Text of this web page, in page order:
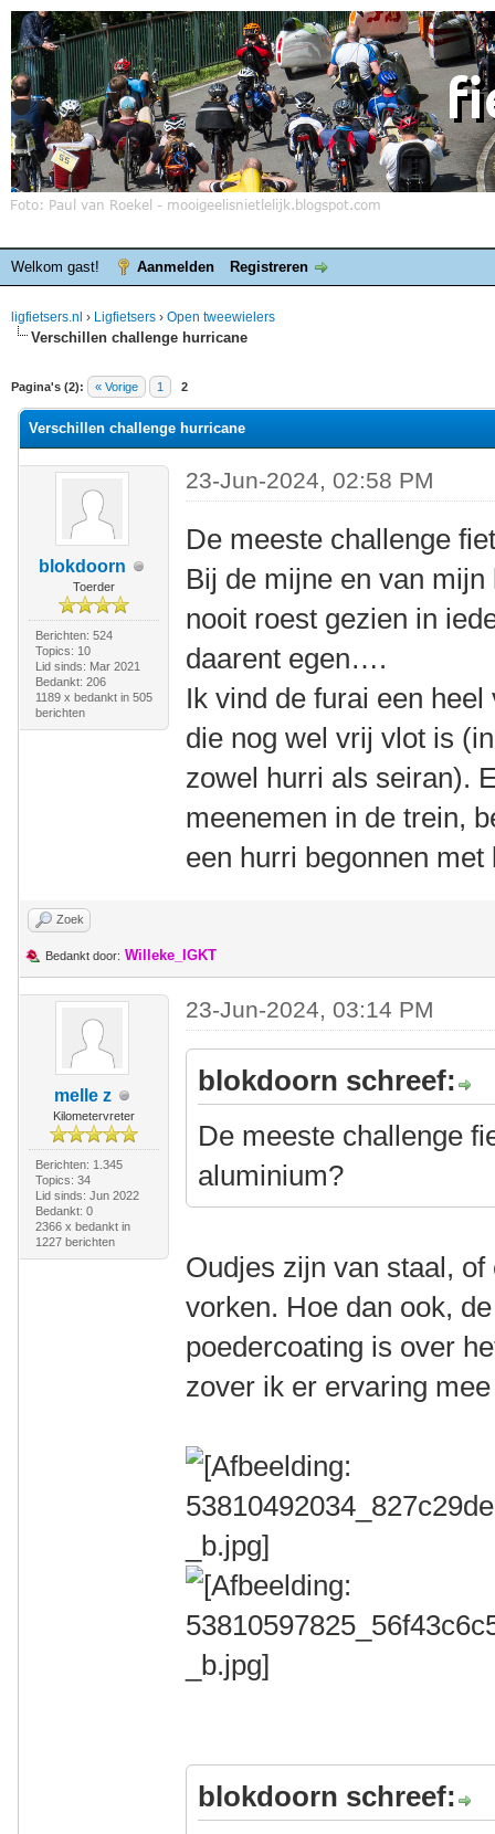
Welkom gast! Aanmelden Registreren
ligfietsers.nl › Ligfietsers › Open tweewielers
Verschillen challenge hurricane
Pagina's (2): « Vorige 1 2
waardering is 0
Verschillen challenge hurricane
blokdoorn
Toerder
Berichten: 524
Topics: 10
Lid sinds: Mar 2021
Bedankt: 206
1189 x bedankt in 505
berichten
23-Jun-2024, 02:58 PM
De meeste challenge
Bij de mijne en van
nooit roest gezien in
daarent egen….
Ik vind de furai een
die nog wel vrij vlot is
zowel hurri als seiran).
meenemen in de trein,
een hurri begonnen met
Zoek
Bedankt door: Willeke_IGKT
melle z
Kilometervreter
Berichten: 1.345
Topics: 34
Lid sinds: Jun 2022
Bedankt: 0
2366 x bedankt in
1227 berichten
23-Jun-2024, 03:14 PM
blokdoorn schreef:
De meeste challenge
aluminium?
Oudjes zijn van staal,
vorken. Hoe dan ook,
poedercoating is over
zover ik er ervaring
blokdoorn schreef: